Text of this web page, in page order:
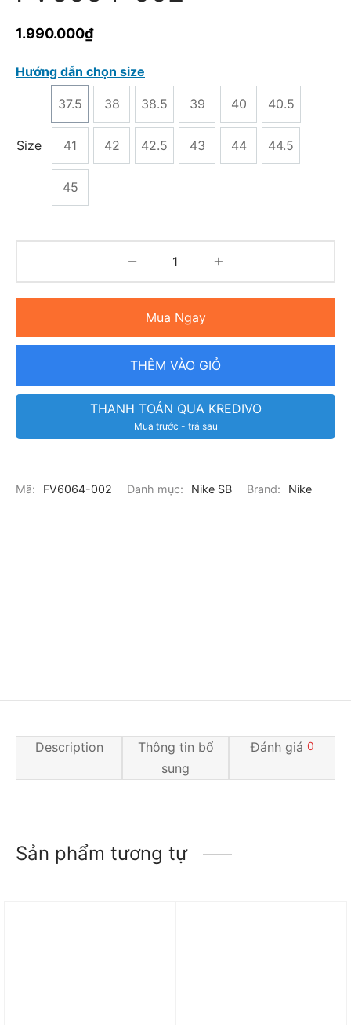
1.990.000₫
Hướng dẫn chọn size
Size
37.5 38 38.5 39 40 40.5
41 42 42.5 43 44 44.5
45
Mua Ngay
THÊM VÀO GIỎ
THANH TOÁN QUA KREDIVO
Mua trước - trả sau
Mã: FV6064-002 Danh mục: Nike SB Brand: Nike
Description
Thông tin bổ
sung
Đánh giá 0
Sản phẩm tương tự